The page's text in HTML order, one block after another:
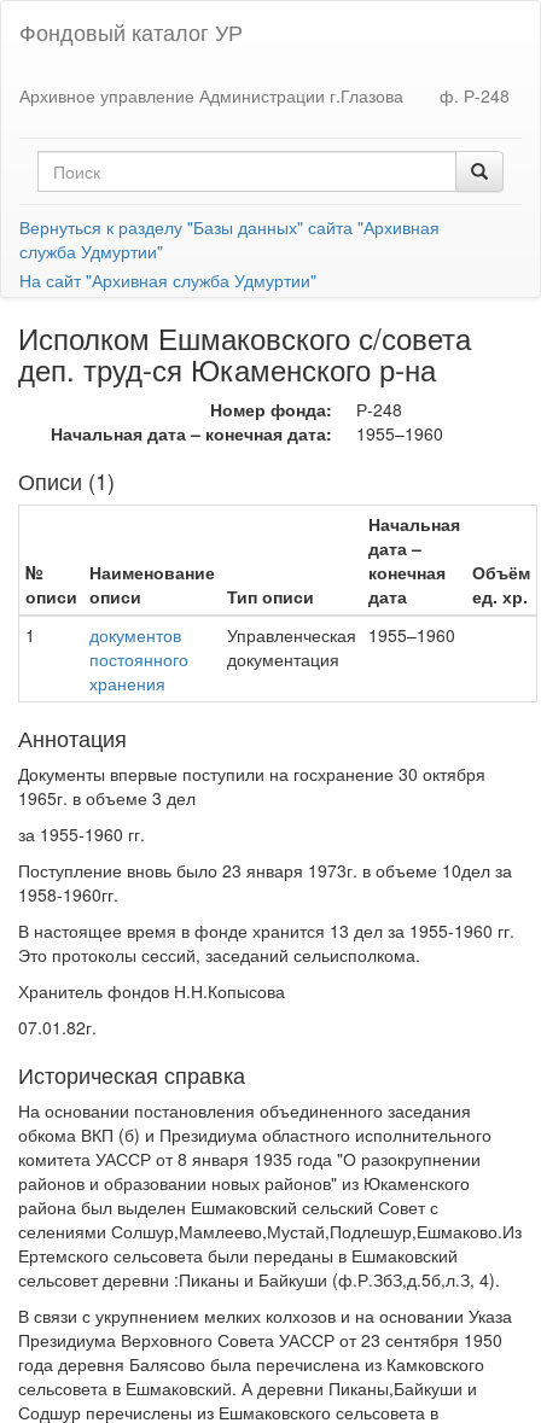
Фондовый каталог УР
Архивное управление Администрации г.Глазова ф. Р-248
Вернуться к разделу "Базы данных" сайта "Архивная
служба Удмуртии"
На сайт "Архивная служба Удмуртии"
Исполком Ешмаковского с/совета
деп. труд-ся Юкаменского р-на
Номер фонда:
Р-248
Начальная дата – конечная дата:
1955–1960
Описи (1)
№
описи
Наименование
описи
Тип описи
Начальная
дата –
конечная
дата
Объём
ед. хр.
1
документов
постоянного
хранения
Управленческая
документация
1955–1960
Аннотация
Документы впервые поступили на госхранение 30 октября
1965г. в объеме 3 дел
за 1955-1960 гг.
Поступление вновь было 23 января 1973г. в объеме 10дел за
1958-1960гг.
В настоящее время в фонде хранится 13 дел за 1955-1960 гг.
Это протоколы сессий, заседаний сельисполкома.
Хранитель фондов Н.Н.Копысова
07.01.82г.
Историческая справка
На основании постановления объединенного заседания
обкома ВКП (б) и Президиума областного исполнительного
комитета УАССР от 8 января 1935 года "О разокрупнении
районов и образовании новых районов" из Юкаменского
района был выделен Ешмаковский сельский Совет с
селениями Солшур,Мамлеево,Мустай,Подлешур,Ешмаково.Из
Ертемского сельсовета были переданы в Ешмаковский
сельсовет деревни :Пиканы и Байкуши (ф.Р.ЗбЗ,д.5б,л.З, 4).
В связи с укрупнением мелких колхозов и на основании Указа
Президиума Верховного Совета УАССР от 23 сентября 1950
года деревня Балясово была перечислена из Камковского
сельсовета в Ешмаковский. А деревни Пиканы,Байкуши и
Содшур перечислены из Ешмаковского сельсовета в